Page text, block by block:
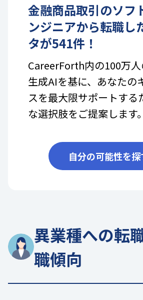
金融商品取引のソフ
ンジニアから転職し
タが541件！
CareerForth内の100万
生成AIを基に、あなたの
スを最大限サポートする
な選択肢をご提案します。
自分の可能性を探
異業種への転
職傾向